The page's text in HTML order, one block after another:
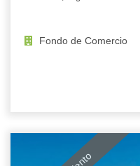
Fondo de Comercio